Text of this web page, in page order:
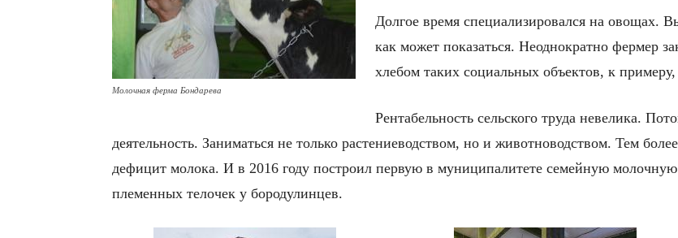
Молочная ферма Бондарева
Долгое время специализировался на овощах.
как может показаться. Неоднократно фермер
хлебом таких социальных объектов, к
Рентабельность сельского труда невелика.
деятельность. Заниматься не только растениеводством, но и животноводством. Тем
дефицит молока. И в 2016 году построил первую в муниципалитете семейную
племенных телочек у бородулинцев.